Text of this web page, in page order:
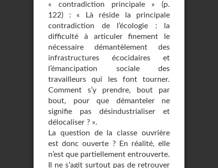
« contradiction principale » (p.
122) : « Là réside la principale
contradiction de l’écologie : la
difficulté à articuler finement le
nécessaire démantèlement des
infrastructures écocidaires et
l’émancipation sociale des
travailleurs qui les font tourner.
Comment s’y prendre, bout par
bout, pour que démanteler ne
signifie pas désindustrialiser et
délocaliser ? ».
La question de la classe ouvrière
est donc ouverte ? En réalité, elle
n’est que partiellement entrouverte.
Il ne s’agit surtout pas de retrouver